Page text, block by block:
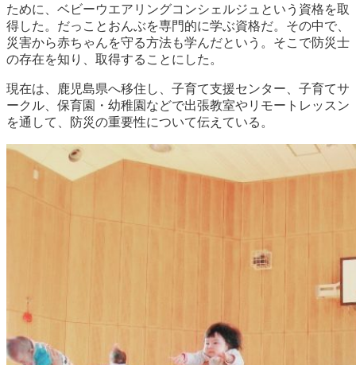
ために、ベビーウエアリングコンシェルジュという資格を取
得した。だっことおんぶを専門的に学ぶ資格だ。その中で、
災害から赤ちゃんを守る方法も学んだという。そこで防災士
の存在を知り、取得することにした。
現在は、鹿児島県へ移住し、子育て支援センター、子育てサ
ークル、保育園・幼稚園などで出張教室やリモートレッスン
を通して、防災の重要性について伝えている。